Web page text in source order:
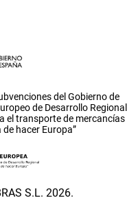
del Gobierno de
de Desarrollo Regional
el transporte de mercancías
hacer Europa”
S.L. 2026.